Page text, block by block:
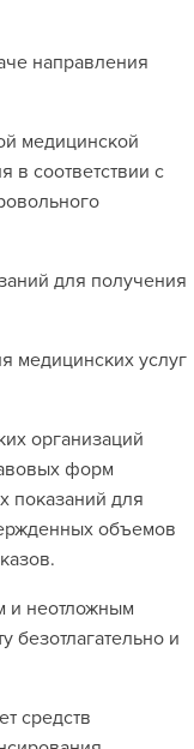
направления
медицинской
в соответствии с
для получения
медицинских услуг
организаций
форм
показаний для
объемов
и неотложным
безотлагательно и
средств